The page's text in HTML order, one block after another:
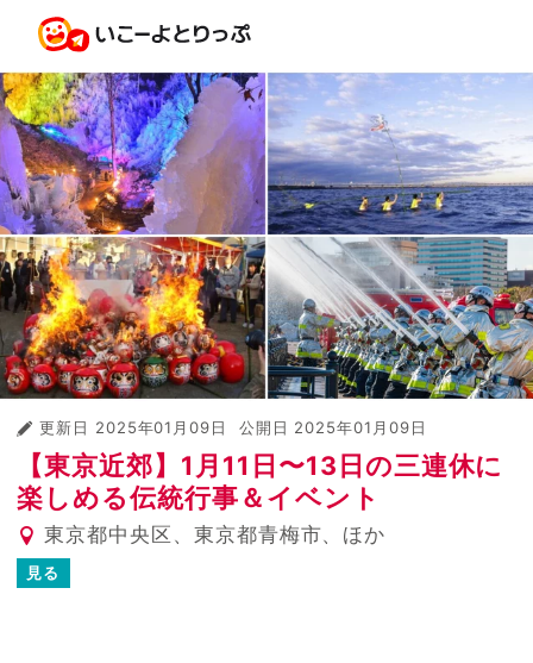
更新日 2025年01月09日 公開日 2025年01月09日
【東京近郊】1月11日〜13日の三連休に
楽しめる伝統行事＆イベント
東京都中央区、東京都青梅市、ほか
見る